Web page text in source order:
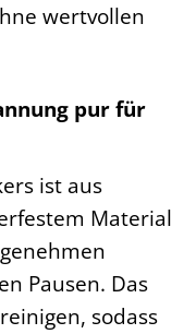
wertvollen
pur für
ist aus
Material
Pausen. Das
sodass